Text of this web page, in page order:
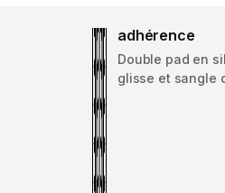
adhérence
Double pad en
glisse et sangle